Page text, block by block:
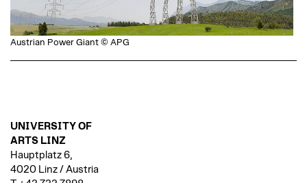
Austrian Power Giant © APG
UNIVERSITY OF
ARTS LINZ
Hauptplatz 6,
4020 Linz / Austria